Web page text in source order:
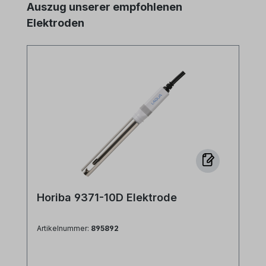
Produktgalerie überspringen
Auszug unserer empfohlenen
Elektroden
Horiba 9371-10D Elektrode
Artikelnummer: 895892